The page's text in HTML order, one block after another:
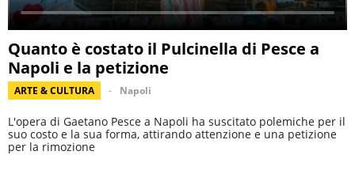
Quanto è costato il Pulcinella di Pesce a
Napoli e la petizione
ARTE & CULTURA Napoli
L'opera di Gaetano Pesce a Napoli ha suscitato polemiche per il
suo costo e la sua forma, attirando attenzione e una petizione
per la rimozione